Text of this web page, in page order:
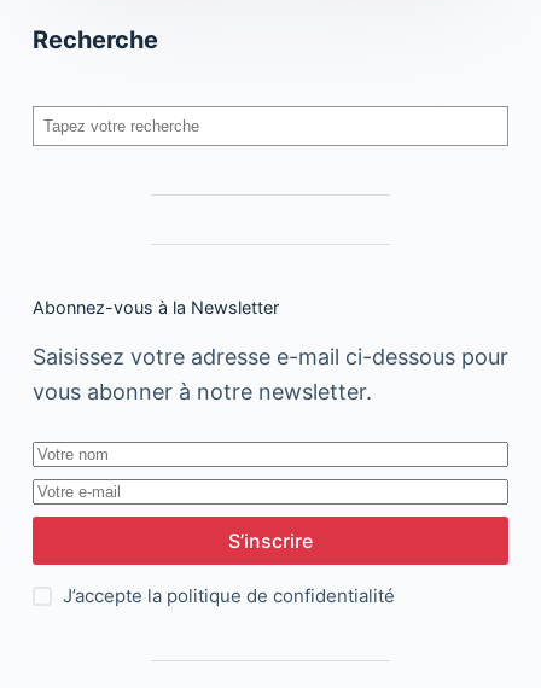
Recherche
Rechercher
Abonnez-vous à la Newsletter
Saisissez votre adresse e-mail ci-dessous pour
vous abonner à notre newsletter.
S’inscrire
J’accepte la politique de confidentialité